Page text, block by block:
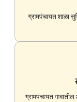
ग्रामपंचायत शाळा
ग्रामपंचायत